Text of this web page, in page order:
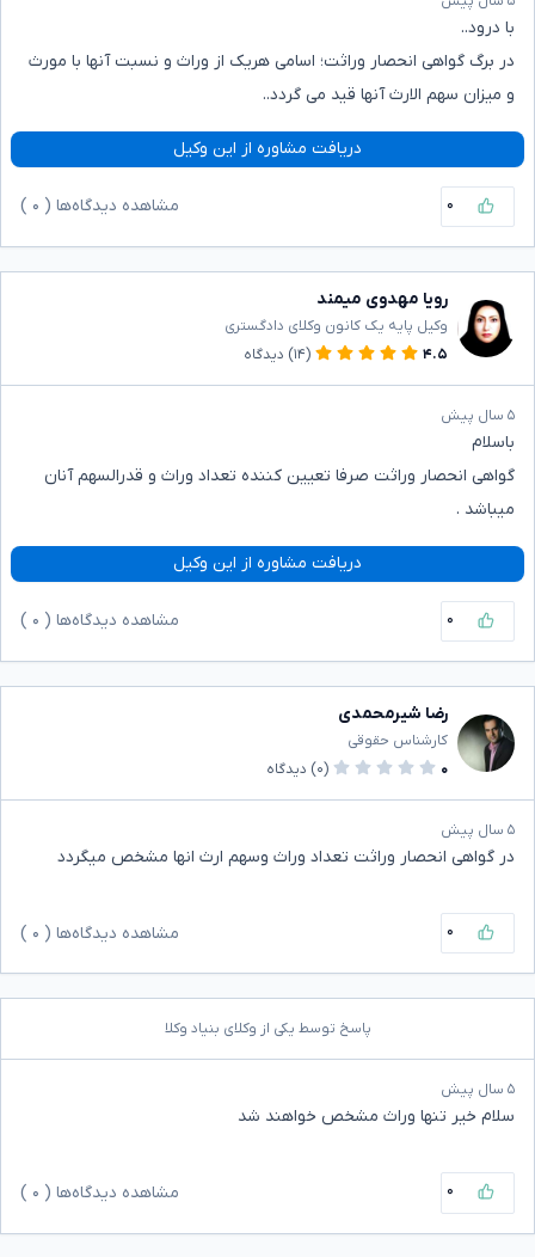
با درود..
در برگ گواهی انحصار وراثت؛ اسامی هریک از وراث و نسبت آنها با مورث
و میزان سهم الارث آنها قید می گردد..
دریافت مشاوره از این وکیل
۰ مشاهده دیدگاه‌ها ( ۰
رویا مهدوی میمند
وکیل پایه یک کانون وکلای دادگستری
۴.۵
(۱۴) دیدگاه
۵ سال پیش
باسلام
گواهی انحصار وراثت صرفا تعیین کننده تعداد وراث و قدرالسهم آنان
میباشد .
دریافت مشاوره از این وکیل
۰ مشاهده دیدگاه‌ها ( ۰
رضا شیرمحمدی
کارشناس حقوقی
۰
(۰) دیدگاه
۵ سال پیش
در گواهی انحصار وراثت تعداد وراث وسهم ارث انها مشخص میگردد
۰ مشاهده دیدگاه‌ها ( ۰
پاسخ توسط یکی از وکلای بنیاد وکلا
۵ سال پیش
سلام خیر تنها وراث مشخص خواهند شد
۰ مشاهده دیدگاه‌ها ( ۰